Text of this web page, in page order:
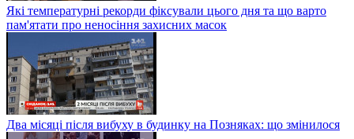
Які температурні рекорди фіксували цього дня та що варто
пам'ятати про неносіння захисних масок
Два місяці після вибуху в будинку на Позняках: що змінилося